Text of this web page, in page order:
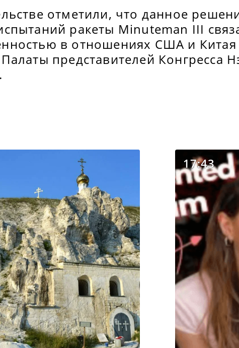
отметили, что данное
ракеты Minuteman III
в отношениях США и Китая
представителей Конгресса
17:43